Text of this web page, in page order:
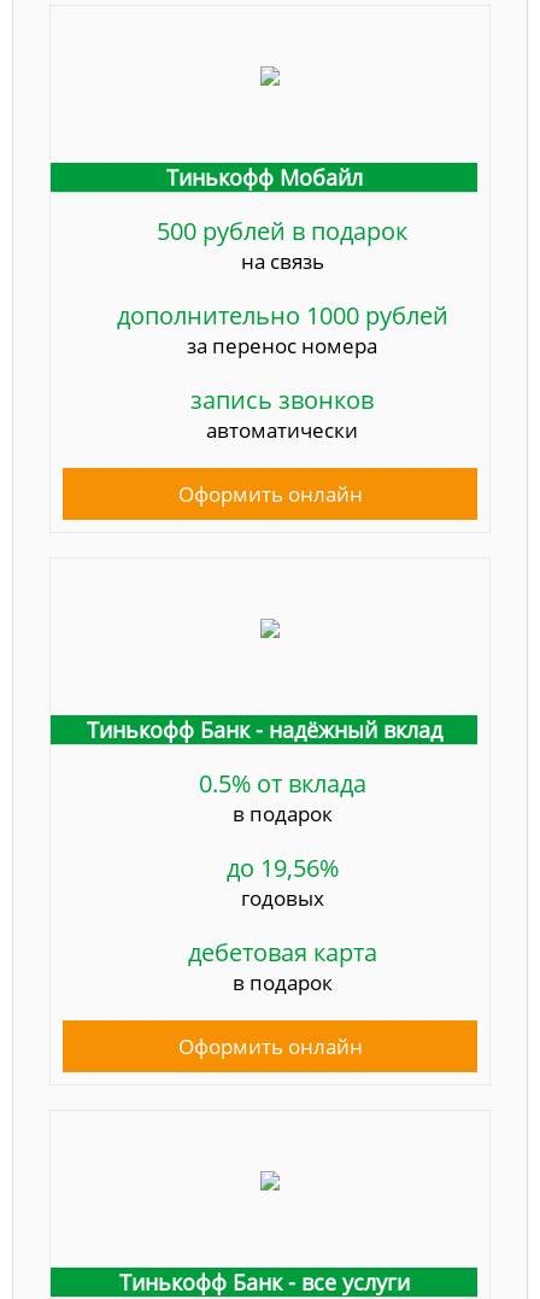
Тинькофф Мобайл
500 рублей в подарок
на связь
дополнительно 1000 рублей
за перенос номера
запись звонков
автоматически
Оформить онлайн
Тинькофф Банк - надёжный вклад
0.5% от вклада
в подарок
до 19,56%
годовых
дебетовая карта
в подарок
Оформить онлайн
Тинькофф Банк - все услуги